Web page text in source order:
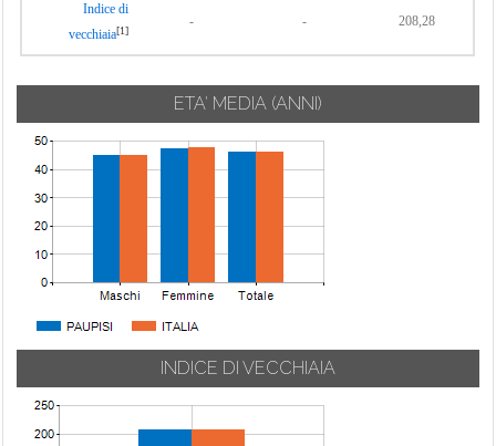
Indice di
vecchiaia[1]
- - 208,28
ETA' MEDIA (ANNI)
INDICE DI VECCHIAIA